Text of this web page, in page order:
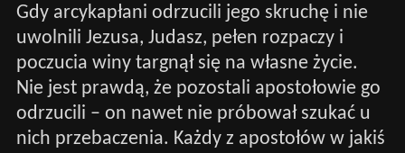
Gdy arcykapłani odrzucili jego skruchę i nie
uwolnili Jezusa, Judasz, pełen rozpaczy i
poczucia winy targnął się na własne życie.
Nie jest prawdą, że pozostali apostołowie go
odrzucili – on nawet nie próbował szukać u
nich przebaczenia. Każdy z apostołów w jakiś